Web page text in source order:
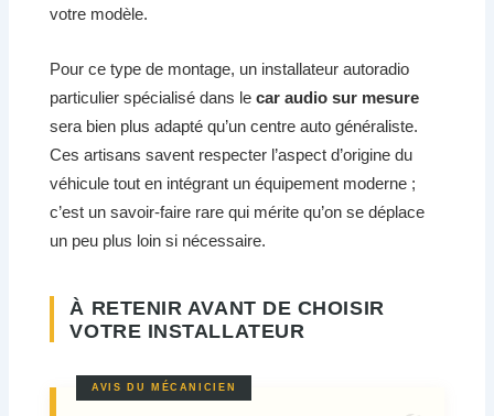
votre modèle.
Pour ce type de montage, un installateur autoradio
particulier spécialisé dans lecar audio sur mesure
sera bien plus adapté qu’un centre auto généraliste.
Ces artisans savent respecter l’aspect d’origine du
véhicule tout en intégrant un équipement moderne ;
c’est un savoir-faire rare qui mérite qu’on se déplace
un peu plus loin si nécessaire.
À RETENIR AVANT DE CHOISIR
VOTRE INSTALLATEUR